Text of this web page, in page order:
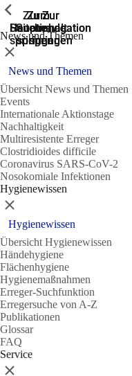
Zur
Suche
springen
Zur
Hauptnavigation
springen
Zur
Hauptnavigation
springen
Zum
Hauptinhalt
springen
Zum
Seitenende
springen
News und Themen
Zeige vorherige
Schließen
News und Themen
Übersicht News und Themen
Events
Internationale Aktionstage
Nachhaltigkeit
Multiresistente Erreger
Clostridioides difficile
Coronavirus SARS-CoV-2
Nosokomiale Infektionen
Hygienewissen
Zeige vorherige
Schließen
Hygienewissen
Übersicht Hygienewissen
Händehygiene
Flächenhygiene
Hygienemaßnahmen
Erreger-Suchfunktion
Erregersuche von A-Z
Publikationen
Glossar
FAQ
Service
Zeige vorherige
Schließen